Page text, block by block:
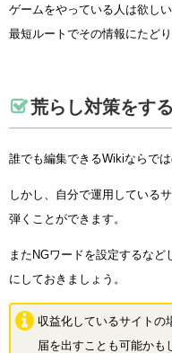
ゲームをやっている人は欲し
最短ルートでその情報にたど
荒らし対策をする
誰でも編集できるWikiならでは
しかし、自分で運用している
弾くことができます。
またNGワードを設定するな
にしておきましょう。
収益化しているサイトの
届を出すことも可能かも